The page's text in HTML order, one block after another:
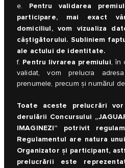
e. Pentru validarea
participare, mai exact
domiciliul, vom vizualiza
câștigătorului. Subliniem
ale actului de identitate.
f. Pentru livrarea premiului, în
validat, vom prelucra
prenumele, precum și numărul
Toate aceste prelucrări
derulării Concursului
IMAGINEZI” potrivit
Regulamentul are natura
Organizator și participant,
prelucrării este